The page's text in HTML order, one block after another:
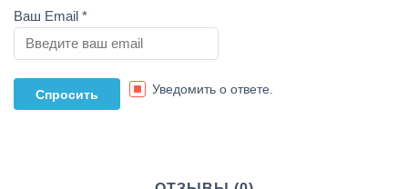
Ваш Email *
Уведомить о ответе.